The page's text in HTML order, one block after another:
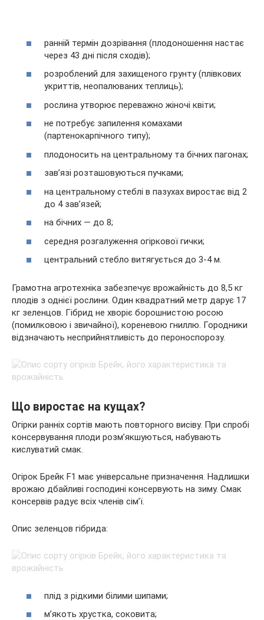
ранній термін дозрівання (плодоношення настає
через 43 дні після сходів);
розроблений для захищеного грунту (плівкових
укриттів, неопалюваних теплиць);
рослина утворює переважно жіночі квіти;
не потребує запилення комахами
(партенокарпічного типу);
плодоносить на центральному та бічних пагонах;
зав’язі розташовуються пучками;
на центральному стеблі в пазухах виростає від 2
до 4 зав’язей;
на бічних — до 8;
середня розгалуження огіркової гички;
центральний стебло витягується до 3-4 м.
Грамотна агротехніка забезпечує врожайність до 8,5 кг
плодів з однієї рослини. Один квадратний метр дарує 17
кг зеленцов. Гібрид не хворіє борошнистою росою
(помилковою і звичайної), кореневою гниллю. Городники
відзначають несприйнятливість до пероноспорозу.
Що виростає на кущах?
Огірки ранніх сортів мають повторного висіву. При спробі
консервування плоди розм’якшуються, набувають
кислуватий смак.
Огірок Брейк F1 має універсальне призначення. Надлишки
врожаю дбайливі господині консервують на зиму. Смак
консервів радує всіх членів сім’ї.
Опис зеленцов гібрида:
плід з рідкими білими шипами;
м’якоть хрустка, соковита;